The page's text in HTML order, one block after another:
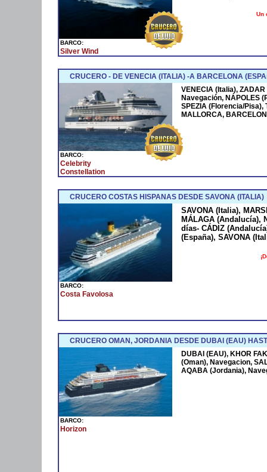
BARCO:
Silver Wind
Un
CRUCERO - DE VENECIA (ITALIA) -A BARCELONA
BARCO:
Celebrity
Constellation
VENECIA (Italia),
Navegación, NÁPOLES
SPEZIA (Florencia/Pisa),
MALLORCA,
CRUCERO COSTAS HISPANAS DESDE SAVONA (ITALIA)
BARCO:
Costa Favolosa
SAVONA (Italia),
MÁLAGA (Andalucía),
días- CÁDIZ
(España), SAVONA
CRUCERO OMAN, JORDANIA DESDE DUBAI (EAU)
BARCO:
Horizon
DUBAI (EAU), KHOR
(Oman), Navegacion,
AQABA (Jordania),